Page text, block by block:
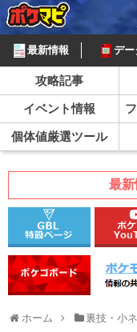
最新情報 デー
攻略記事
イベント情報
個体値厳選ツール
最新
ホーム 裏技・小